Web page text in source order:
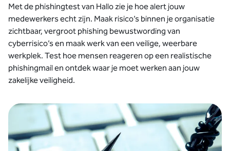
Met de phishingtest van Hallo zie je hoe alert jouw
medewerkers echt zijn. Maak risico’s binnen je organisatie
zichtbaar, vergroot phishing bewustwording van
cyberrisico’s en maak werk van een veilige, weerbare
werkplek. Test hoe mensen reageren op een realistische
phishingmail en ontdek waar je moet werken aan jouw
zakelijke veiligheid.